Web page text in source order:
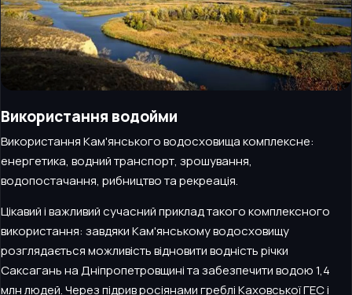
Використання водойми
Використання Кам'янського водосховища комплексне:
енергетика, водний транспорт, зрошування,
водопостачання, рибництво та рекреація.
Цікавий і важливий сучасний приклад такого комплексного
використання: завдяки Кам'янському водосховищу
розглядається можливість відновити водність річки
Саксагань на Дніпропетровщині та забезпечити водою 1,4
млн людей. Через підрив росіянами греблі Каховської ГЕС і